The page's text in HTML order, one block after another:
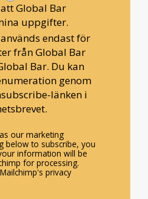
Global Bar
uppgifter.
endast för
från Global Bar
Bar. Du kan
genom
länken i
our marketing
below to subscribe, you
information will be
for processing.
privacy